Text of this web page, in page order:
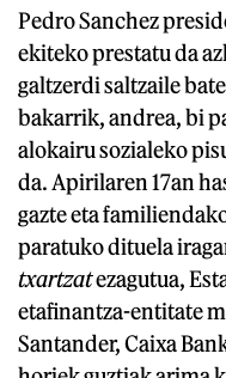
Pedro Sanchez
ekiteko prestatu da
galtzerdi saltzaile
bakarrik, andrea, bi
alokairu sozialeko
da. Apirilaren 17an
gazte eta
paratuko dituela
txartzatezagutua,
etafinantza-entitate
Santander, Caixa